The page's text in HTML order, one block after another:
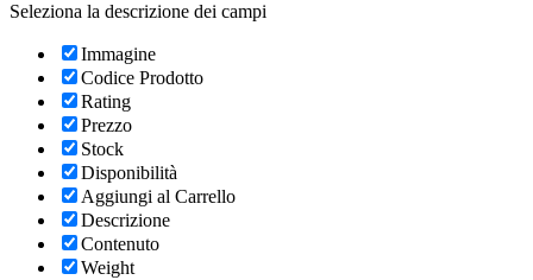
Seleziona la descrizione dei campi
Immagine
Codice Prodotto
Rating
Prezzo
Stock
Disponibilità
Aggiungi al Carrello
Descrizione
Contenuto
Weight